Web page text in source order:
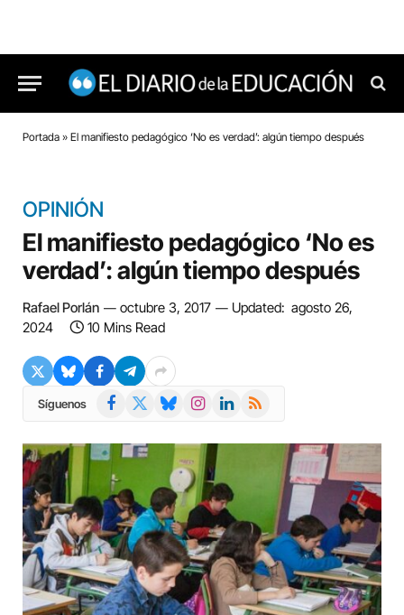
Portada » El manifiesto pedagógico ‘No es verdad’: algún tiempo después
OPINIÓN
El manifiesto pedagógico ‘No es
verdad’: algún tiempo después
Rafael Porlán octubre 3, 2017 Updated: agosto 26,
2024
10 Mins Read
Síguenos Facebook BlueskyInstagramLinkedIn
RSS